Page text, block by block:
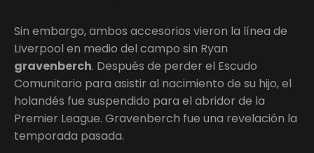
Sin embargo, ambos accesorios vieron la línea de
Liverpool en medio del campo sin Ryan
gravenberch. Después de perder el Escudo
Comunitario para asistir al nacimiento de su hijo, el
holandés fue suspendido para el abridor de la
Premier League. Gravenberch fue una revelación la
temporada pasada.